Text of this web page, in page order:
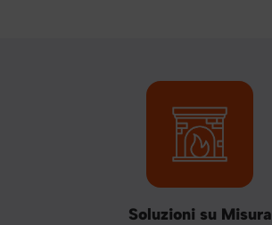
Soluzioni su Misura